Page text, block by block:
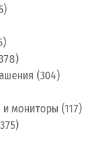
(304)
и мониторы (117)